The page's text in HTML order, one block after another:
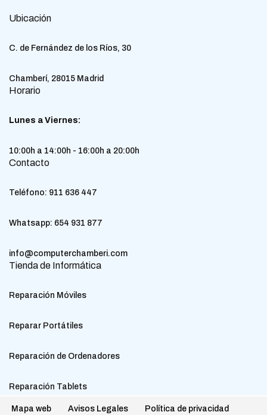
Ubicación
C. de Fernández de los Ríos, 30
Chamberí, 28015 Madrid
Horario
Lunes a Viernes:
10:00h a 14:00h - 16:00h a 20:00h
Contacto
Teléfono: 911 636 447
Whatsapp: 654 931 877
info@computerchamberi.com
Tienda de Informática
Reparación Móviles
Reparar Portátiles
Reparación de Ordenadores
Reparación Tablets
Mapa web Avisos Legales Política de privacidad